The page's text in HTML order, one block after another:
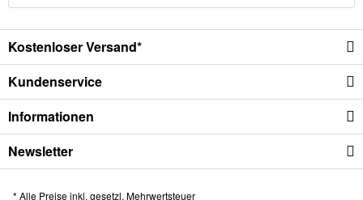
Kostenloser Versand*
Kundenservice
Informationen
Newsletter
* Alle Preise inkl. gesetzl. Mehrwertsteuer